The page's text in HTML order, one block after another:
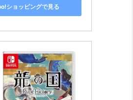
ショッピングで見る